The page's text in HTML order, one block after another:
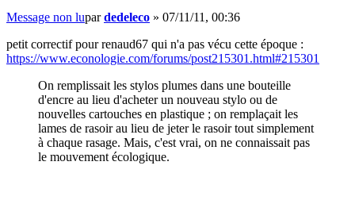
Message non lupardedeleco » 07/11/11, 00:36
petit correctif pour renaud67 qui n'a pas vécu cette époque :
https://www.econologie.com/forums/post215301.html#215301
On remplissait les stylos plumes dans une bouteille
d'encre au lieu d'acheter un nouveau stylo ou de
nouvelles cartouches en plastique ; on remplaçait les
lames de rasoir au lieu de jeter le rasoir tout simplement
à chaque rasage. Mais, c'est vrai, on ne connaissait pas
le mouvement écologique.